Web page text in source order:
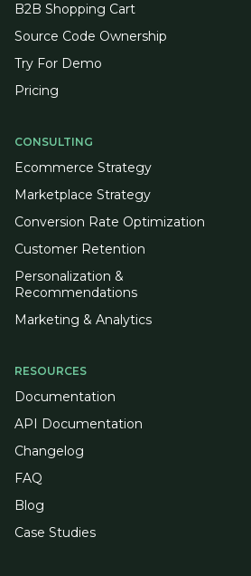
B2B Shopping Cart
Source Code Ownership
Try For Demo
Pricing
CONSULTING
Ecommerce Strategy
Marketplace Strategy
Conversion Rate Optimization
Customer Retention
Personalization &
Recommendations
Marketing & Analytics
RESOURCES
Documentation
API Documentation
Changelog
FAQ
Blog
Case Studies